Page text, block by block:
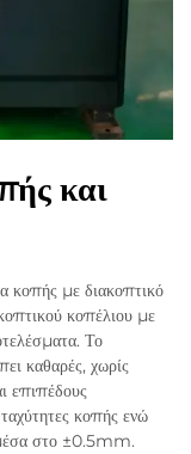
και
κοπής με διακοπτικό
κοπέλιου με
Το
καθαρές, χωρίς
επιπέδους
κοπής ενώ
στο ±0.5mm.